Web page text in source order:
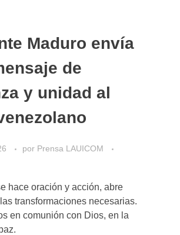
Maduro envía
de
y unidad al
por Prensa LAUICOM
hace oración y acción, abre
transformaciones necesarias.
en comunión con Dios, en la